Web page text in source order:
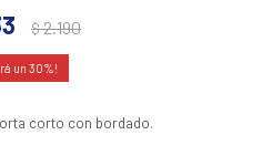
$2.190
30
corto con bordado.